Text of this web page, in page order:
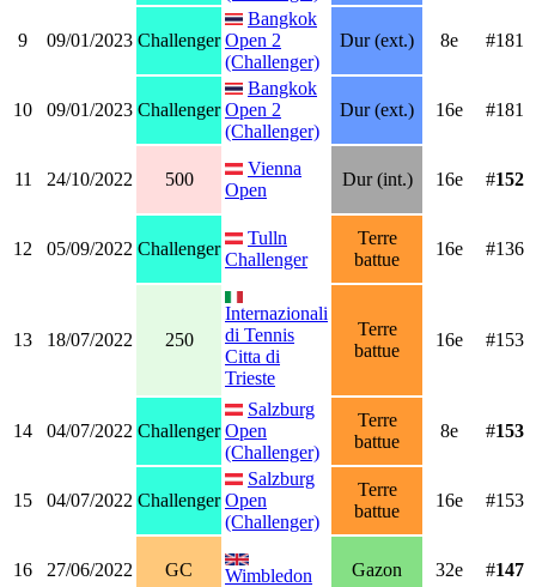
9 09/01/2023 Challenger
Bangkok
Open 2
(Challenger)
Dur (ext.) 8e #181
10 09/01/2023 Challenger
Bangkok
Open 2
(Challenger)
Dur (ext.) 16e #181
11 24/10/2022 500
Vienna
Open
Dur (int.) 16e #152
12 05/09/2022 Challenger
Tulln
Challenger
Terre
battue
16e #136
13 18/07/2022 250
Internazionali
di Tennis
Citta di
Trieste
Terre
battue
16e #153
14 04/07/2022 Challenger
Salzburg
Open
(Challenger)
Terre
battue
8e #153
15 04/07/2022 Challenger
Salzburg
Open
(Challenger)
Terre
battue
16e #153
16 27/06/2022 GC Wimbledon Gazon 32e #147